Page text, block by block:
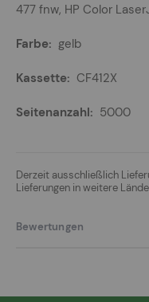
477 fnw, HP Color
gelb
CF412X
5000
Derzeit ausschließlich
Lieferungen in weitere
Bewertungen